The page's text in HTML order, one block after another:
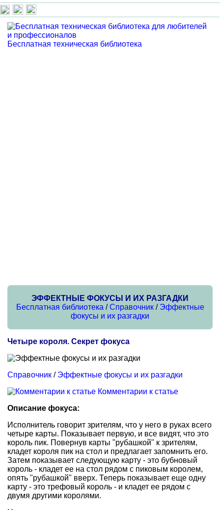
Бесплатная техническая библиотека
ЭФФЕКТНЫЕ ФОКУСЫ И ИХ РАЗГАДКИ
Бесплатная библиотека /Справочник/ Эффектные
фокусы и их разгадки
Четыре короля. Секрет фокуса
Справочник / Эффектные фокусы и их разгадки
Комментарии к статье
Описание фокуса:
Исполнитель говорит зрителям, что у него в руках всего
четыре карты. Показывает первую, и все видят, что это
король пик. Повернув карты "рубашкой" к зрителям,
кладет короля пик на стол и предлагает запомнить его.
Затем показывает следующую карту - это бубновый
король - кладет ее на стол рядом с пиковым королем,
опять "рубашкой" вверх. Теперь показывает еще одну
карту - это трефовый король - и кладет ее рядом с
двумя другими королями.